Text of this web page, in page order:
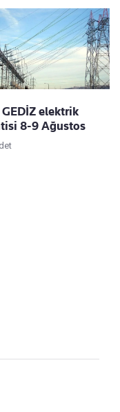
elektrik
8-9 Ağustos